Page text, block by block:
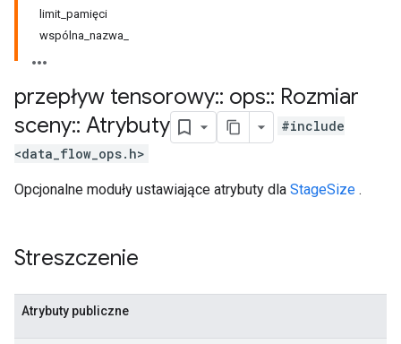
limit_pamięci
wspólna_nazwa_
przepływ tensorowy:: ops:: Rozmiar
sceny:: Atrybuty
#include
<data_flow_ops.h>
Opcjonalne moduły ustawiające atrybuty dla StageSize .
Streszczenie
Atrybuty publiczne